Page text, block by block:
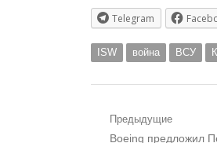
Telegram
ISW война ВСУ
Навигация
Предыдущие
Предыдущий
Boeing предложил